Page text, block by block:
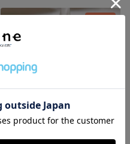
drop flower ring(pink)